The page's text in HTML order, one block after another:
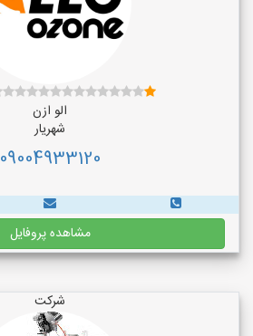
الو ازن
شهریار
09004933120
مشاهده پروفایل
شرکت